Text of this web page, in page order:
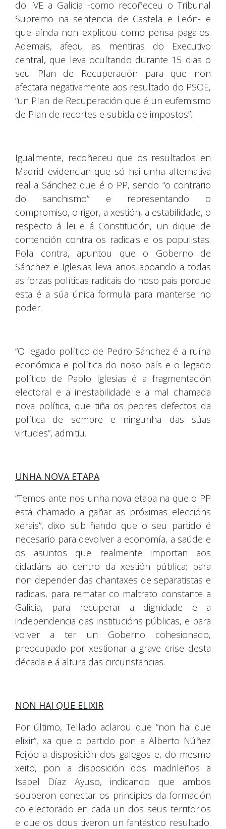
do IVE a Galicia -como recoñeceu o Tribunal
Supremo na sentencia de Castela e León- e
que aínda non explicou como pensa pagalos.
Ademais, afeou as mentiras do Executivo
central, que leva ocultando durante 15 dias o
seu Plan de Recuperación para que non
afectara negativamente aos resultado do PSOE,
“un Plan de Recuperación que é un eufemismo
de Plan de recortes e subida de impostos”.
Igualmente, recoñeceu que os resultados en
Madrid evidencian que só hai unha alternativa
real a Sánchez que é o PP, sendo “o contrario
do sanchismo” e representando o
compromiso, o rigor, a xestión, a estabilidade, o
respecto á lei e á Constitución, un dique de
contención contra os radicais e os populistas.
Pola contra, apuntou que o Goberno de
Sánchez e Iglesias leva anos aboando a todas
as forzas políticas radicais do noso pais porque
esta é a súa única formula para manterse no
poder.
“O legado político de Pedro Sánchez é a ruína
económica e política do noso país e o legado
político de Pablo Iglesias é a fragmentación
electoral e a inestabilidade e a mal chamada
nova política, que tiña os peores defectos da
política de sempre e ningunha das súas
virtudes”, admitiu.
UNHA NOVA ETAPA
“Temos ante nos unha nova etapa na que o PP
está chamado a gañar as próximas eleccións
xerais”, dixo subliñando que o seu partido é
necesario para devolver a economía, a saúde e
os asuntos que realmente importan aos
cidadáns ao centro da xestión pública; para
non depender das chantaxes de separatistas e
radicais, para rematar co maltrato constante a
Galicia, para recuperar a dignidade e a
independencia das institucións públicas, e para
volver a ter un Goberno cohesionado,
preocupado por xestionar a grave crise desta
década e á altura das circunstancias.
NON HAI QUE ELIXIR
Por último, Tellado aclarou que “non hai que
elixir”, xa que o partido pon a Alberto Núñez
Feijóo a disposición dos galegos e, do mesmo
xeito, pon a disposición dos madrileños a
Isabel Díaz Ayuso, indicando que ambos
souberon conectar os principios da formación
co electorado en cada un dos seus territorios
e que os dous tiveron un fantástico resultado.